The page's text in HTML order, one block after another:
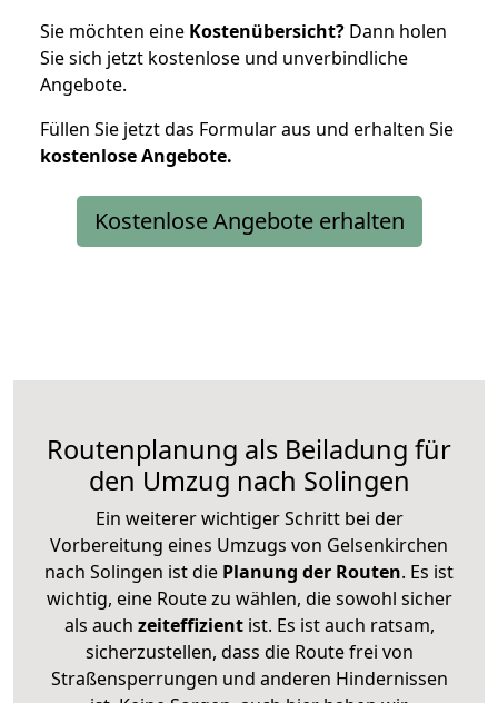
Sie möchten eine Kostenübersicht? Dann holen
Sie sich jetzt kostenlose und unverbindliche
Angebote.
Füllen Sie jetzt das Formular aus und erhalten Sie
kostenloseAngebote.
Kostenlose Angebote erhalten
Routenplanung als Beiladung für
den Umzug nach Solingen
Ein weiterer wichtiger Schritt bei der
Vorbereitung eines Umzugs von Gelsenkirchen
nach Solingen ist die Planung der Routen. Es ist
wichtig, eine Route zu wählen, die sowohl sicher
als auch zeiteffizientist. Es ist auch ratsam,
sicherzustellen, dass die Route frei von
Straßensperrungen und anderen Hindernissen